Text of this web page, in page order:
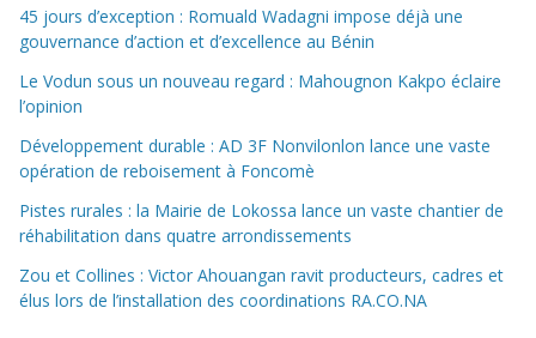
45 jours d’exception : Romuald Wadagni impose déjà une
gouvernance d’action et d’excellence au Bénin
Le Vodun sous un nouveau regard : Mahougnon Kakpo éclaire
l’opinion
Développement durable : AD 3F Nonvilonlon lance une vaste
opération de reboisement à Foncomè
Pistes rurales : la Mairie de Lokossa lance un vaste chantier de
réhabilitation dans quatre arrondissements
Zou et Collines : Victor Ahouangan ravit producteurs, cadres et
élus lors de l’installation des coordinations RA.CO.NA